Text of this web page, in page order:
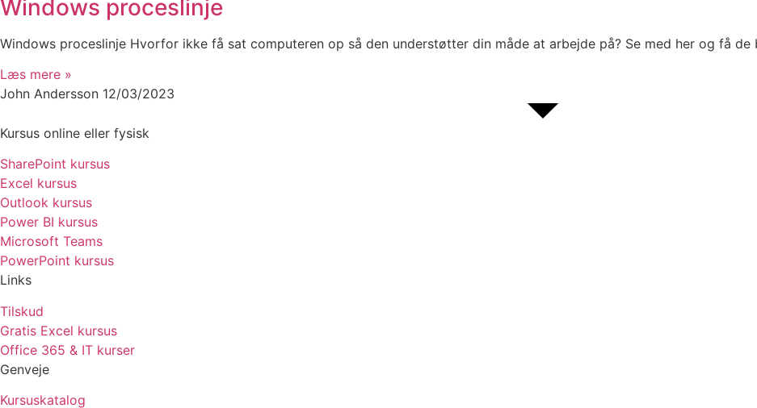
Windows proceslinje
Windows proceslinje Hvorfor ikke få sat computeren op så den understøtter din måde at arbejde på? Se med her og få
Læs mere »
John Andersson 12/03/2023
Kursus online eller fysisk
SharePoint kursus
Excel kursus
Outlook kursus
Power BI kursus
Microsoft Teams
PowerPoint kursus
Links
Tilskud
Gratis Excel kursus
Office 365 & IT kurser
Genveje
Kursuskatalog